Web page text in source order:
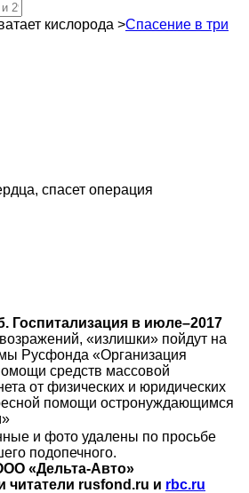
кислорода >Спасение в три
спасет операция
Госпитализация в июле–2017
«излишки» пойдут на
Русфонда «Организация
средств массовой
от физических и юридических
помощи остронуждающимся
и фото удалены по просьбе
подопечного.
«Дельта-Авто»
читатели rusfond.ru и rbс.ru